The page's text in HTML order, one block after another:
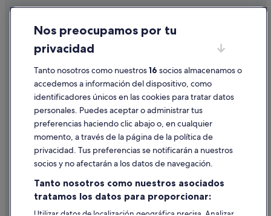
Balcones al Mar hoteles
Cabañas en La Sabana
Complejos turísticos en Acapulco
Hoteles cerca de Playa Papagayo
Moteles en Tres Palos
Playa Diamante hoteles
Granjas del Marqués hoteles
Las Cruces hoteles
Hoteles cerca de Playa Caletilla
Moteles en Bajos del Ejido
Condiciones de uso
Información legal/contacto
Pautas sobre el contenido y cómo denunciar contenido
Ayuda
Cancelar un vuelo
Cancelar una reserva de hotel o de un alquiler vacacional
Utilizar un cupón de Expedia
Nos preocupamos por tu
privacidad
Tanto nosotros como nuestros16 socios almacenamos o
accedemos a información del dispositivo, como
identificadores únicos en las cookies para tratar datos
personales. Puedes aceptar o administrar tus
preferencias haciendo clic abajo o, en cualquier
momento, a través de la página de la política de
privacidad. Tus preferencias se notificarán a nuestros
socios y no afectarán a los datos de navegación.
Tanto nosotros como nuestros asociados
tratamos los datos para proporcionar:
Utilizar datos de localización geográfica precisa. Analizar